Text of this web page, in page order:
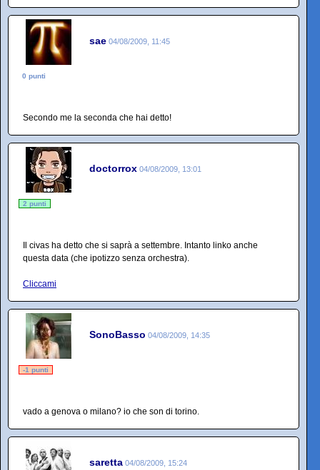
sae 04/08/2009, 11:45
0 punti
Secondo me la seconda che hai detto!
doctorrox 04/08/2009, 13:01
2 punti
Il civas ha detto che si saprà a settembre. Intanto linko anche
questa data (che ipotizzo senza orchestra).
Cliccami
SonoBasso 04/08/2009, 14:35
-1 punti
vado a genova o milano? io che son di torino.
saretta 04/08/2009, 15:24